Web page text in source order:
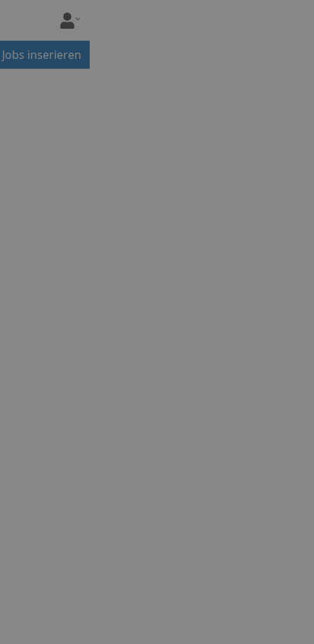
Jobs inserieren